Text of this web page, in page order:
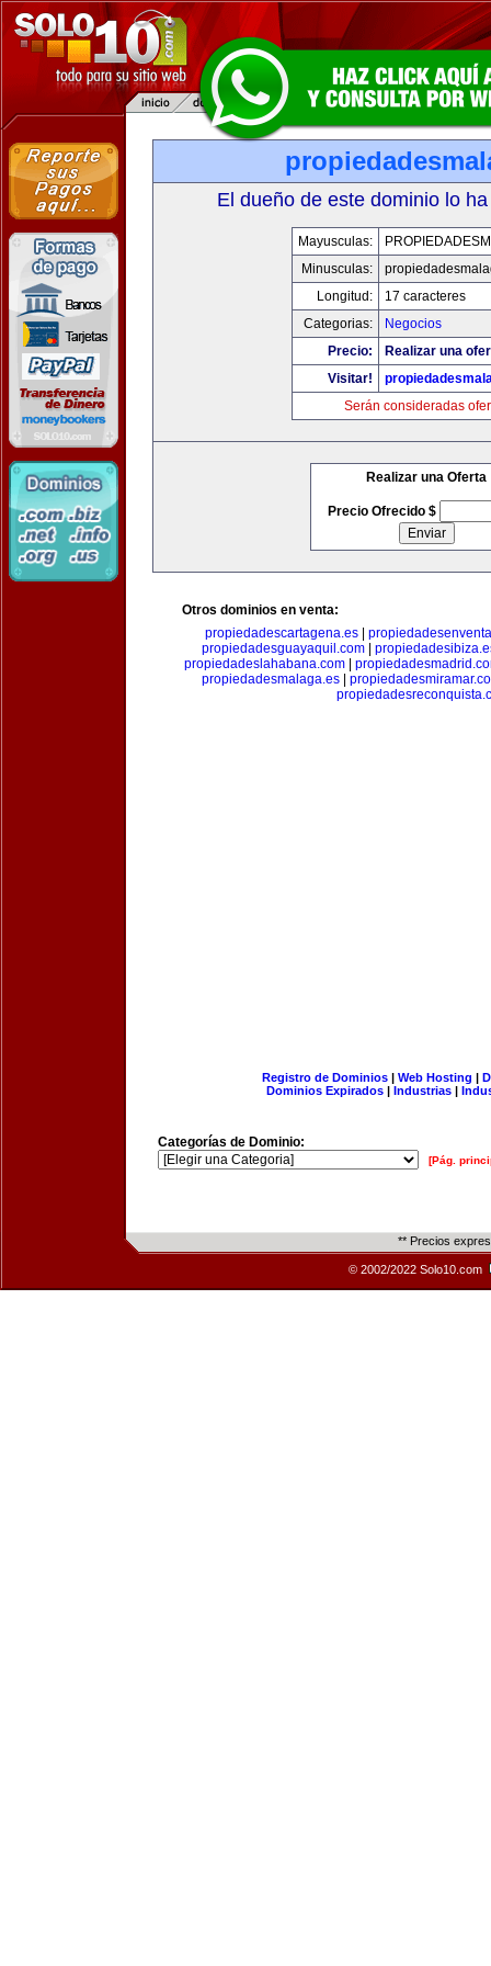
El dueño de este dominio lo
Mayusculas:
Minusculas:
Longitud:
17 caracteres
Categorias:
Negocios
Precio:
Realizar una
Visitar!
Serán consideradas
Realizar una Oferta
Precio Ofrecido $
Otros dominios en venta:
propiedadescartagena.es|
propiedadesguayaquil.com
propiedadeslahabana.com|
propiedadesmalaga.es|
Registro de Dominios| Web Hosting |
Dominios Expirados | Industrias |
Categorías de Dominio:
[Pág.
** Precios
© 2002/2022 Solo10.com